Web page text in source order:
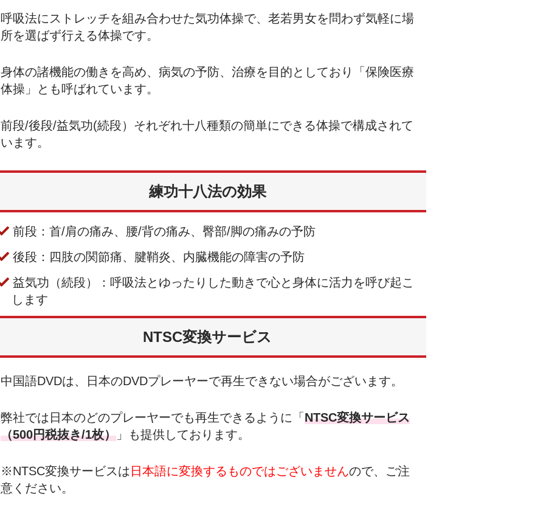
呼吸法にストレッチを組み合わせた気功体操で、老若男女を問わず気軽に場
所を選ばず行える体操です。
身体の諸機能の働きを高め、病気の予防、治療を目的としており「保険医療
体操」とも呼ばれています。
前段/後段/益気功(続段）それぞれ十八種類の簡単にできる体操で構成されて
います。
練功十八法の効果
前段：首/肩の痛み、腰/背の痛み、臀部/脚の痛みの予防
後段：四肢の関節痛、腱鞘炎、内臓機能の障害の予防
益気功（続段）：呼吸法とゆったりした動きで心と身体に活力を呼び起こ
します
NTSC変換サービス
中国語DVDは、日本のDVDプレーヤーで再生できない場合がございます。
弊社では日本のどのプレーヤーでも再生できるように「 NTSC変換サービス
（500円税抜き/1枚） 」も提供しております。
※NTSC変換サービスは 日本語に変換するものではございませんので、ご注
意ください。